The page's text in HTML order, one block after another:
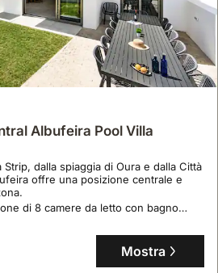
Albufeira Pool Villa
dalla spiaggia di Oura e dalla Città
offre una posizione centrale e
di 8 camere da letto con bagno
a pianta aperta, piscina privata,
e zona barbecue, ospitando fino a
Mostra